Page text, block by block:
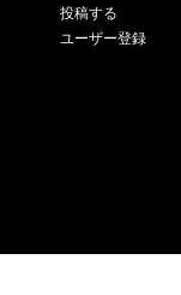
投稿する
ユーザー登録